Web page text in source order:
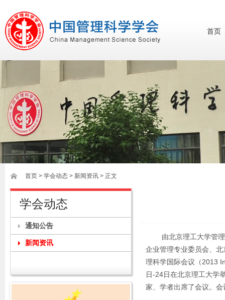
首页
首页 > 学会动态 > 新闻资讯 > 正文
学会动态
通知公告
新闻资讯
由北京理工大学管理
企业管理专业委员会、
理科学国际会议（2013
日-24日在北京理工大学
家、学者出席了会议。